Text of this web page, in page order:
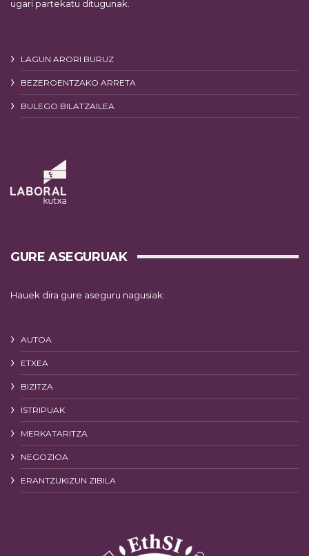
ugari partekatu ditugunak.
LAGUN ARORI BURUZ
BEZEROENTZAKO ARRETA
BULEGO BILATZAILEA
GURE ASEGURUAK
Hauek dira gure aseguru nagusiak:
AUTOA
ETXEA
BIZITZA
ISTRIPUAK
MERKATARITZA
NEGOZIOA
ERANTZUKIZUN ZIBILA